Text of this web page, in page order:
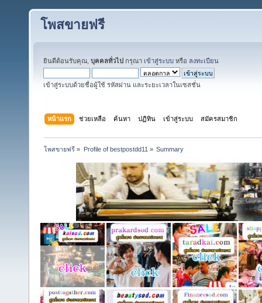
โพสขายฟรี
ยินดีต้อนรับคุณ, บุคคลทั่วไป กรุณา เข้าสู่ระบบ หรือ ลงทะเบียน
เข้าสู่ระบบด้วยชื่อผู้ใช้ รหัสผ่าน และระยะเวลาในเซสชั่น
หน้าแรก ช่วยเหลือ ค้นหา ปฏิทิน เข้าสู่ระบบ สมัครสมาชิก
โพสขายฟรี » Profile of bestpostdd11 » Summary